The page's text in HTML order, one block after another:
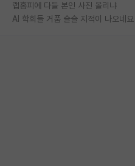
랩홈피에 다들 본인 사진 올리냐
AI 학회들 거품 슬슬 지적이 나오네요